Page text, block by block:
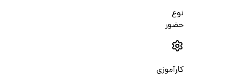
نوع
حضور
کارآموزی